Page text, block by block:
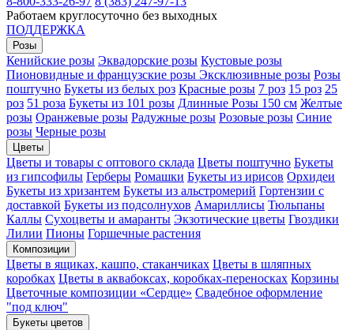
Работаем круглосуточно без выходных
ПОДДЕРЖКА
Розы
Кенийские розы Эквадорские розы Кустовые розы
Пионовидные и французские розы Эксклюзивные розы Розы
поштучно Букеты из белых роз Красные розы 7 роз 15 роз 25
роз 51 роза Букеты из 101 розы Длинные Розы 150 см Желтые
розы Оранжевые розы Радужные розы Розовые розы Синие
розы Черные розы
Цветы
Цветы и товары с оптового склада Цветы поштучно Букеты
из гипсофилы Герберы Ромашки Букеты из ирисов Орхидеи
Букеты из хризантем Букеты из альстромерий Гортензии с
доставкой Букеты из подсолнухов Амариллисы Тюльпаны
Каллы Сухоцветы и амаранты Экзотические цветы Гвоздики
Лилии Пионы Горшечные растения
Композиции
Цветы в ящиках, кашпо, стаканчиках Цветы в шляпных
коробках Цветы в аквабоксах, коробках-переносках Корзины
Цветочные композиции «Сердце» Свадебное оформление
"под ключ"
Букеты цветов